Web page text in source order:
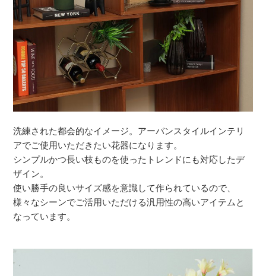
洗練された都会的なイメージ。アーバンスタイルインテリ
アでご使用いただきたい花器になります。
シンプルかつ長い枝ものを使ったトレンドにも対応したデ
ザイン。
使い勝手の良いサイズ感を意識して作られているので、
様々なシーンでご活用いただける汎用性の高いアイテムと
なっています。